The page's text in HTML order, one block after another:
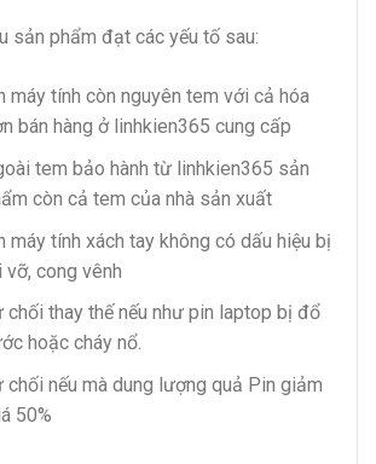
sản phẩm đạt các yếu tố sau:
máy tính còn nguyên tem với cả hóa
bán hàng ở linhkien365 cung cấp
tem bảo hành từ linhkien365 sản
còn cả tem của nhà sản xuất
máy tính xách tay không có dấu hiệu bị
vỡ, cong vênh
chối thay thế nếu như pin laptop bị đổ
hoặc cháy nổ.
chối nếu mà dung lượng quả Pin giảm
50%